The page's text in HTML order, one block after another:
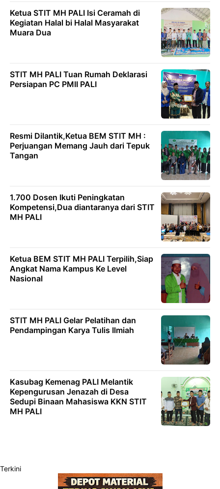
Ketua STIT MH PALI Isi Ceramah di
Kegiatan Halal bi Halal Masyarakat
Muara Dua
STIT MH PALI Tuan Rumah Deklarasi
Persiapan PC PMII PALI
Resmi Dilantik,Ketua BEM STIT MH :
Perjuangan Memang Jauh dari Tepuk
Tangan
1.700 Dosen Ikuti Peningkatan
Kompetensi,Dua diantaranya dari STIT
MH PALI
Ketua BEM STIT MH PALI Terpilih,Siap
Angkat Nama Kampus Ke Level
Nasional
STIT MH PALI Gelar Pelatihan dan
Pendampingan Karya Tulis Ilmiah
Kasubag Kemenag PALI Melantik
Kepengurusan Jenazah di Desa
Sedupi Binaan Mahasiswa KKN STIT
MH PALI
Terkini